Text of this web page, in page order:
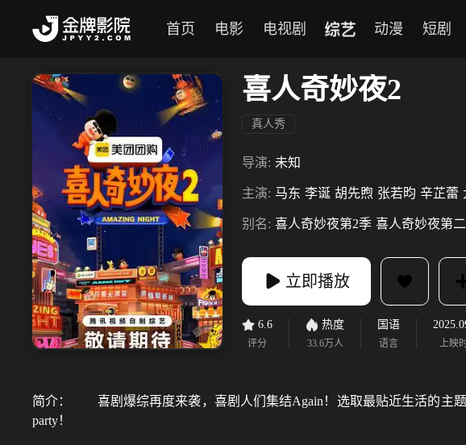
首页 电影 电视剧 综艺 动漫 短剧
喜人奇妙夜2
真人秀
导演: 未知
主演: 马东 李诞 胡先煦 张若昀 辛芷蕾
别名: 喜人奇妙夜第2季 喜人奇妙夜第
立即播放
6.6
评分
热度
33.6万人
国语
语言 上映
简介：
喜剧爆综再度来袭，喜剧人们集结Again！选取最贴近生活的主
party！